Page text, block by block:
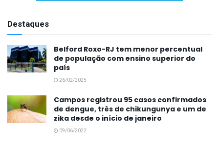
Destaques
Belford Roxo-RJ tem menor percentual
de população com ensino superior do
país
26/02/2025
Campos registrou 95 casos confirmados
de dengue, três de chikungunya e um de
zika desde o início de janeiro
09/06/2022